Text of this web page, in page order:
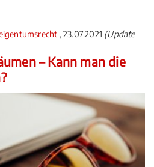
, 23.07.2021 (Update
– Kann man die